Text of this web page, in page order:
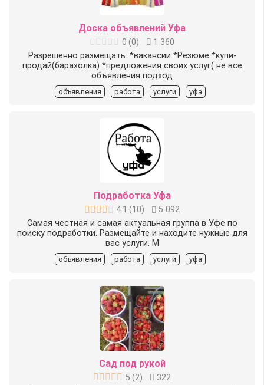
Доска объявлений Уфа
0 (0)
1 360
Разрешенно размещать: *вакансии *Резюме *купи-
продай(барахолка) *предложения своих услуг( не все
объявления подход
объявления работа услуги уфа
Подработка Уфа
4.1 (10)
5 092
Самая честная и самая актуальная группа в Уфе по
поиску подработки. Размещайте и находите нужные для
вас услуги. М
объявления работа услуги уфа
Сад под рукой
5 (2)
322